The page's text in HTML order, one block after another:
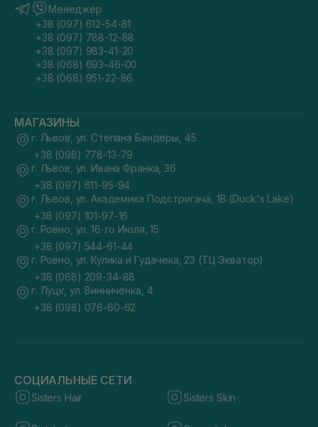
Менеджер
+38 (097) 612-54-81
+38 (097) 788-12-88
+38 (097) 983-41-20
+38 (068) 693-46-00
+38 (068) 951-22-86
МАГАЗИНЫ
г. Львов, ул. Степана Бандеры, 45
+38 (098) 778-13-79
г. Львов, ул. Ивана Франка, 36
+38 (097) 611-95-94
г. Львов, ул. Академика Подстригача, 1В (Duck's Lake)
+38 (097) 101-97-16
г. Ровно, ул. 16-го Июля, 15
+38 (097) 544-61-44
г. Ровно, ул. Кулика и Гудачека, 23 (ТЦ Экватор)
+38 (068) 209-34-88
г. Луцк, ул. Винниченка, 4
+38 (098) 076-60-62
СОЦИАЛЬНЫЕ СЕТИ
Sisters Hair Sisters Skin